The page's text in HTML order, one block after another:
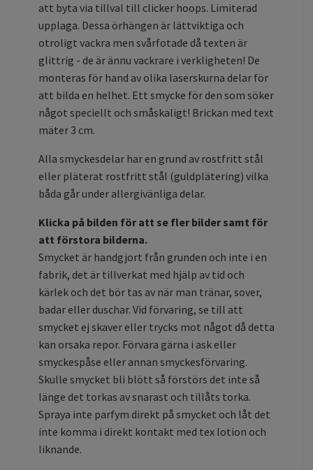
att byta via tillval till clicker hoops. Limiterad
upplaga. Dessa örhängen är lättviktiga och
otroligt vackra men svårfotade då texten är
glittrig - de är ännu vackrare i verkligheten! De
monteras för hand av olika laserskurna delar för
att bilda en helhet. Ett smycke för den som söker
något speciellt och småskaligt! Brickan med text
mäter 3 cm.
Alla smyckesdelar har en grund av rostfritt stål
eller pläterat rostfritt stål (guldplätering) vilka
båda går under allergivänliga delar.
Klicka på bilden för att se fler bilder samt för
att förstora bilderna.
Smycket är handgjort från grunden och inte i en
fabrik, det är tillverkat med hjälp av tid och
kärlek och det bör tas av när man tränar, sover,
badar eller duschar. Vid förvaring, se till att
smycket ej skaver eller trycks mot något då detta
kan orsaka repor. Förvara gärna i ask eller
smyckespåse eller annan smyckesförvaring.
Skulle smycket bli blött så förstörs det inte så
länge det torkas av snarast och tillåts torka.
Spraya inte parfym direkt på smycket och låt det
inte komma i direkt kontakt med tex lotion och
liknande.